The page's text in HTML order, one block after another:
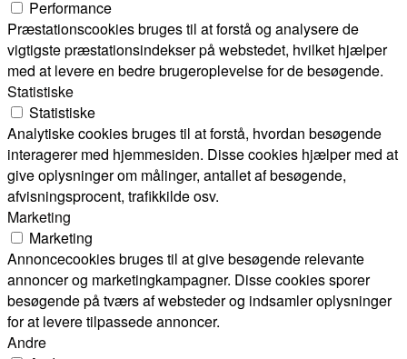
Performance
Præstationscookies bruges til at forstå og analysere de
vigtigste præstationsindekser på webstedet, hvilket hjælper
med at levere en bedre brugeroplevelse for de besøgende.
Statistiske
Statistiske
Analytiske cookies bruges til at forstå, hvordan besøgende
interagerer med hjemmesiden. Disse cookies hjælper med at
give oplysninger om målinger, antallet af besøgende,
afvisningsprocent, trafikkilde osv.
Marketing
Marketing
Annoncecookies bruges til at give besøgende relevante
annoncer og marketingkampagner. Disse cookies sporer
besøgende på tværs af websteder og indsamler oplysninger
for at levere tilpassede annoncer.
Andre